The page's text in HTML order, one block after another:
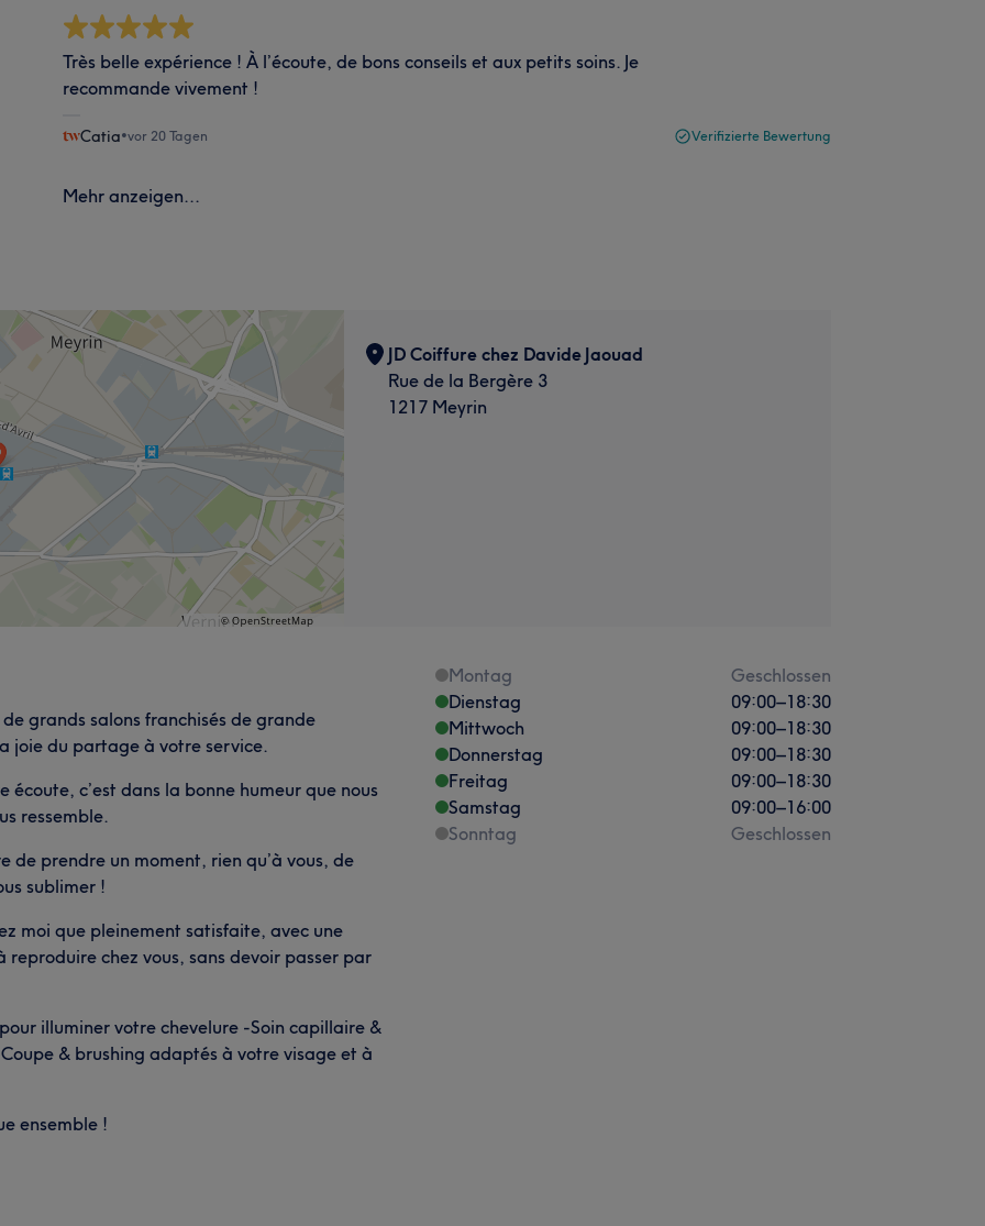
Très belle expérience ! À l’écoute, de bons conseils et aux petits soins. Je
recommande vivement !
Catia•vor 20 Tagen Verifizierte Bewertung
Mehr anzeigen...
JD Coiffure chez Davide Jaouad
Rue de la Bergère 3
1217 Meyrin
grands salons franchisés de grande
joie du partage à votre service.
c’est dans la bonne humeur que nous
ressemble.
de prendre un moment, rien qu’à vous, de
sublimer !
moi que pleinement satisfaite, avec une
chez vous, sans devoir passer par
illuminer votre chevelure -Soin capillaire &
& brushing adaptés à votre visage et à
ensemble !
Montag
Geschlossen
Dienstag
09:00–18:30
Mittwoch
09:00–18:30
Donnerstag
09:00–18:30
Freitag
09:00–18:30
Samstag
09:00–16:00
Sonntag
Geschlossen